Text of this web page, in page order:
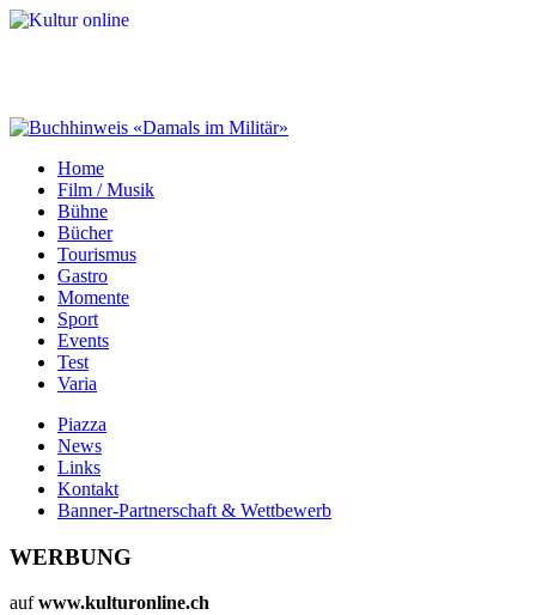
Home
Film / Musik
Bühne
Bücher
Tourismus
Gastro
Momente
Sport
Events
Test
Varia
Piazza
News
Links
Kontakt
Banner-Partnerschaft & Wettbewerb
WERBUNG
aufwww.kulturonline.ch